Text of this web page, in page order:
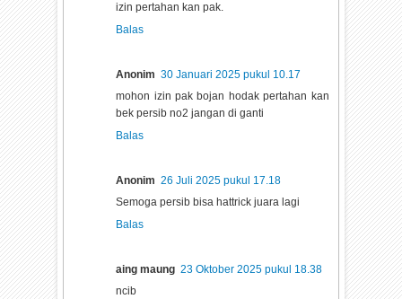
izin pertahan kan pak.
Balas
Anonim 30 Januari 2025 pukul 10.17
mohon izin pak bojan hodak pertahan kan
bek persib no2 jangan di ganti
Balas
Anonim 26 Juli 2025 pukul 17.18
Semoga persib bisa hattrick juara lagi
Balas
aing maung 23 Oktober 2025 pukul 18.38
ncib